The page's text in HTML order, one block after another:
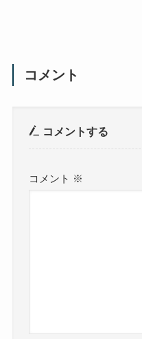
コメント
コメントする
コメント ※